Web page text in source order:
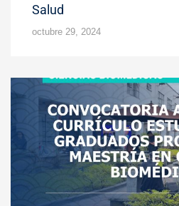
Salud
octubre 29, 2024